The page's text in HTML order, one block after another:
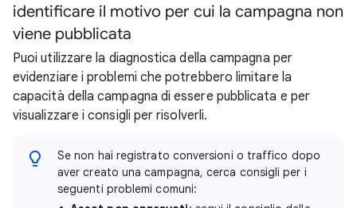
identificare il motivo per cui la campagna non
viene pubblicata
Puoi utilizzare la diagnostica della campagna per
evidenziare i problemi che potrebbero limitare la
capacità della campagna di essere pubblicata e per
visualizzare i consigli per risolverli.
Se non hai registrato conversioni o traffico dopo
aver creato una campagna, cerca consigli per i
seguenti problemi comuni: